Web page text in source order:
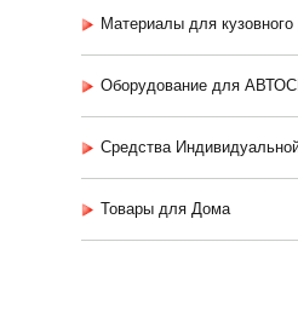
Материалы для кузовного
Оборудование для
Средства
Товары для Дома